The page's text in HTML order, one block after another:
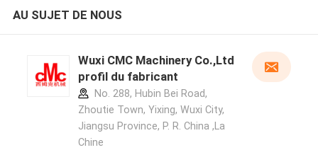
AU SUJET DE NOUS
Wuxi CMC Machinery Co.,Ltd
profil du fabricant
No. 288, Hubin Bei Road,
Zhoutie Town, Yixing, Wuxi City,
Jiangsu Province, P. R. China ,La
Chine